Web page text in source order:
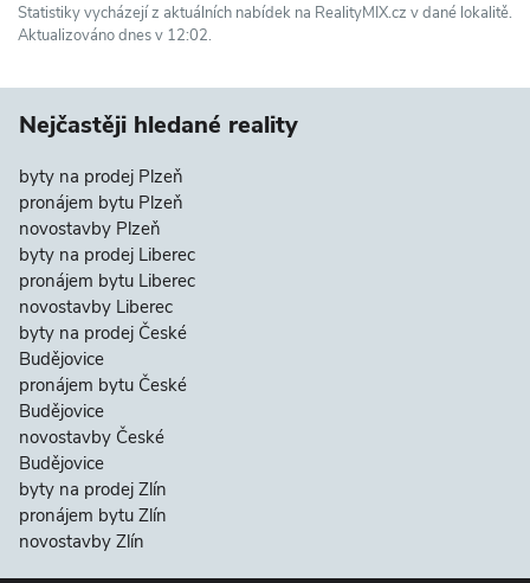
Statistiky vycházejí z aktuálních nabídek na RealityMIX.cz v dané lokalitě.
Aktualizováno dnes v 12:02.
Nejčastěji hledané reality
byty na prodej Plzeň
pronájem bytu Plzeň
novostavby Plzeň
byty na prodej Liberec
pronájem bytu Liberec
novostavby Liberec
byty na prodej České
Budějovice
pronájem bytu České
Budějovice
novostavby České
Budějovice
byty na prodej Zlín
pronájem bytu Zlín
novostavby Zlín